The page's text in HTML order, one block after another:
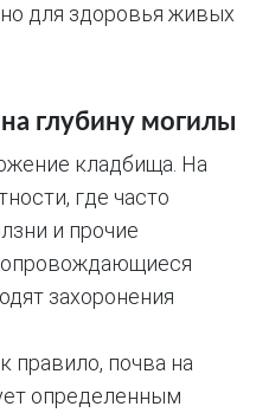
для здоровья живых
глубину могилы
кладбища. На
где часто
и прочие
захоронения
правило, почва на
определенным